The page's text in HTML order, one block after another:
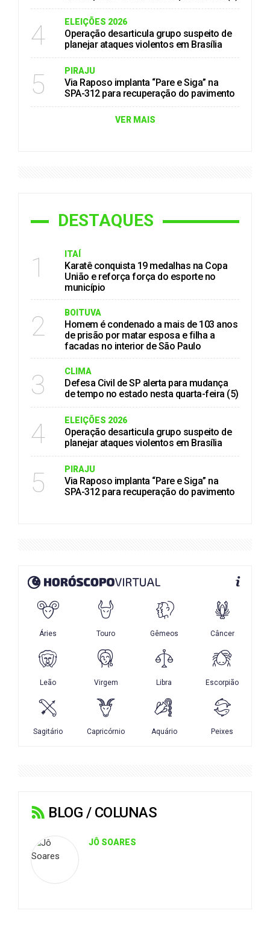
4 ELEIÇÕES 2026
Operação desarticula grupo suspeito de
planejar ataques violentos em Brasília
5 PIRAJU
Via Raposo implanta “Pare e Siga” na
SPA-312 para recuperação do pavimento
VER MAIS
DESTAQUES
1 ITAÍ
Karatê conquista 19 medalhas na Copa
União e reforça força do esporte no
município
2 BOITUVA
Homem é condenado a mais de 103 anos
de prisão por matar esposa e filha a
facadas no interior de São Paulo
3 CLIMA
Defesa Civil de SP alerta para mudança
de tempo no estado nesta quarta-feira (5)
4 ELEIÇÕES 2026
Operação desarticula grupo suspeito de
planejar ataques violentos em Brasília
5 PIRAJU
Via Raposo implanta “Pare e Siga” na
SPA-312 para recuperação do pavimento
BLOG / COLUNAS
JÔ SOARES